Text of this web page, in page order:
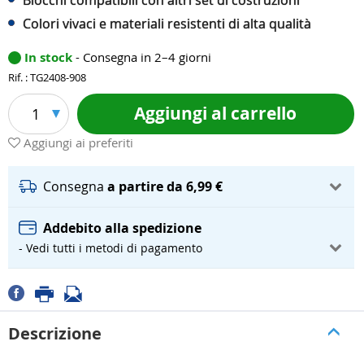
Colori vivaci e materiali resistenti di alta qualità
In stock - Consegna in 2–4 giorni
Rif. : TG2408-908
1 Aggiungi al carrello
Aggiungi ai preferiti
Consegna a partire da 6,99 €
Addebito alla spedizione
- Vedi tutti i metodi di pagamento
Descrizione